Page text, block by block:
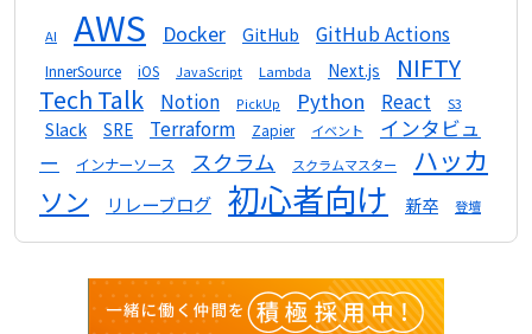
AI AWS Docker GitHub GitHub Actions
InnerSource iOS JavaScript Lambda Next.js
NIFTY
Tech Talk
Notion PickUp Python React S3
Slack SRE Terraform Zapier イベント
インタビュ
ー
インナーソース スクラム スクラムマスター
ハッカ
ソン
リレーブログ 初心者向け 新卒 登壇